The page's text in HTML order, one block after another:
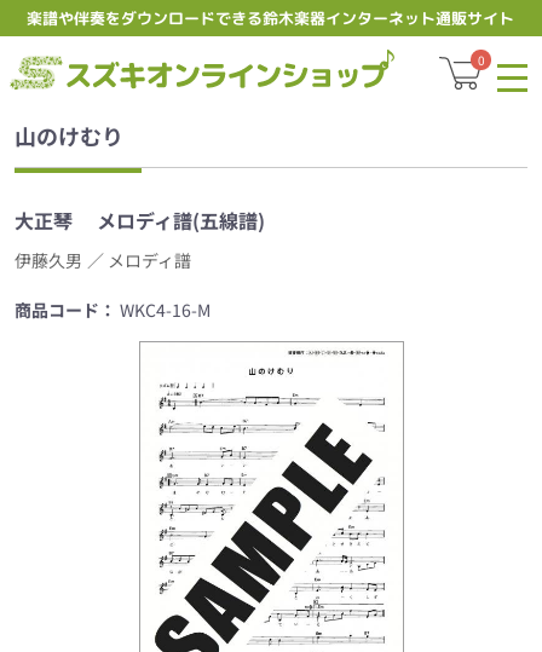
楽譜や伴奏をダウンロードできる鈴木楽器インターネット通販サイト
スズキ
0
山のけむり
大正琴 メロディ譜(五線譜)
伊藤久男 ／ メロディ譜
商品コード： WKC4-16-M